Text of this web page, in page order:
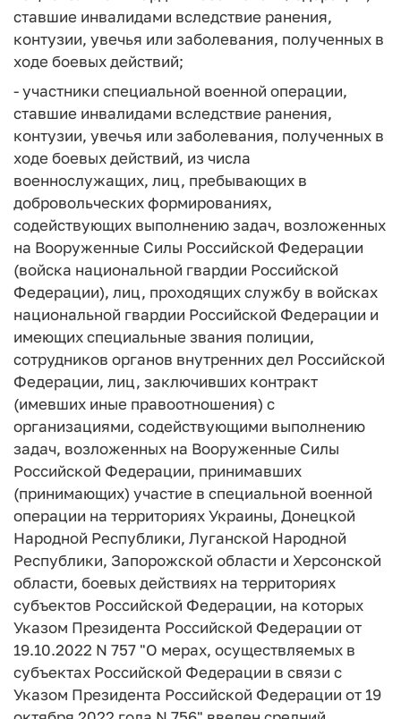
ставшие инвалидами вследствие ранения,
контузии, увечья или заболевания, полученных в
ходе боевых действий;
- участники специальной военной операции,
ставшие инвалидами вследствие ранения,
контузии, увечья или заболевания, полученных в
ходе боевых действий, из числа
военнослужащих, лиц, пребывающих в
добровольческих формированиях,
содействующих выполнению задач, возложенных
на Вооруженные Силы Российской Федерации
(войска национальной гвардии Российской
Федерации), лиц, проходящих службу в войсках
национальной гвардии Российской Федерации и
имеющих специальные звания полиции,
сотрудников органов внутренних дел Российской
Федерации, лиц, заключивших контракт
(имевших иные правоотношения) с
организациями, содействующими выполнению
задач, возложенных на Вооруженные Силы
Российской Федерации, принимавших
(принимающих) участие в специальной военной
операции на территориях Украины, Донецкой
Народной Республики, Луганской Народной
Республики, Запорожской области и Херсонской
области, боевых действиях на территориях
субъектов Российской Федерации, на которых
Указом Президента Российской Федерации от
19.10.2022 N 757 "О мерах, осуществляемых в
субъектах Российской Федерации в связи с
Указом Президента Российской Федерации от 19